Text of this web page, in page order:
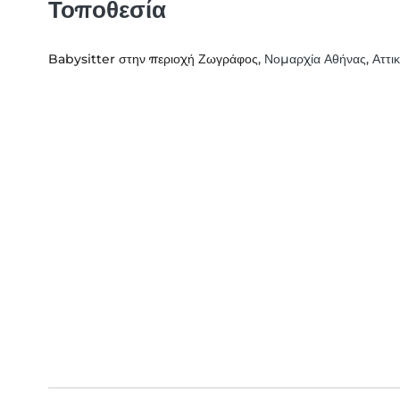
Τοποθεσία
Babysitter στην περιοχή Ζωγράφος, Νομαρχία Αθήνας,